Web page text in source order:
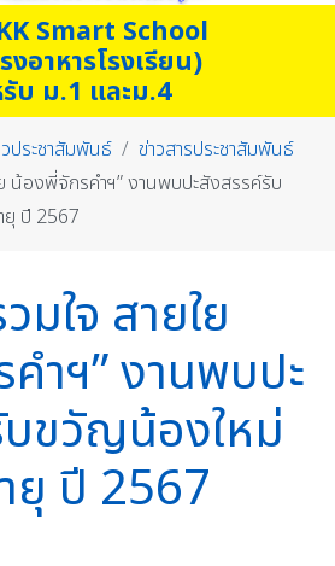
Smart School
งอาหารโรงเรียน)
บ ม.1 และม.4
ประชาสัมพันธ์
ข่าวสารประชาสัมพันธ์
น้องพี่จักรคำฯ” งานพบปะสังสรรค์รับ
ปี 2567
มใจ สายใย
ำฯ” งานพบปะ
ขวัญน้องใหม่
ปี 2567